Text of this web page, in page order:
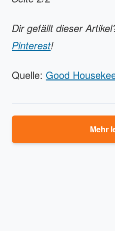
Dir gefällt dieser
Pinterest!
Quelle: Good
Mehr